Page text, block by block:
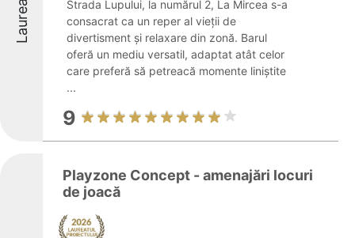
Laureați
Strada Lupului, la numărul 2, La Mircea s-a
consacrat ca un reper al vieții de
divertisment și relaxare din zonă. Barul
oferă un mediu versatil, adaptat atât celor
care preferă să petreacă momente liniștite
...
9
Playzone Concept - amenajări locuri
de joacă